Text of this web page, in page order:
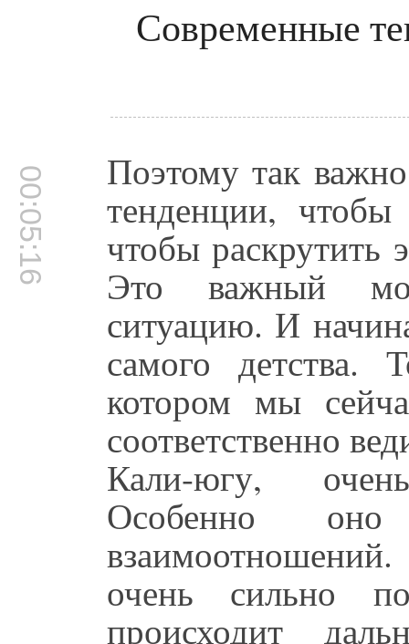
Современные
00:05:16 Поэтому так
тенденции,
чтобы раскрутить
Это важный
ситуацию. И
самого
котором мы
соответственно
Кали-югу,
Особенно
очень сильно
происходит